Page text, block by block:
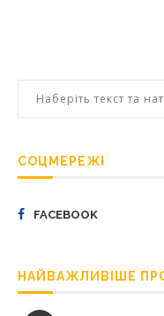
СОЦМЕРЕЖІ
FACEBOOK
НАЙВАЖЛИВІШЕ